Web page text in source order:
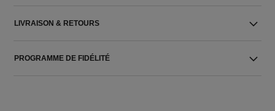
LIVRAISON & RETOURS
PROGRAMME DE FIDÉLITÉ